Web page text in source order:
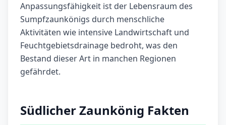
Anpassungsfähigkeit ist der Lebensraum des
Sumpfzaunkönigs durch menschliche
Aktivitäten wie intensive Landwirtschaft und
Feuchtgebietsdrainage bedroht, was den
Bestand dieser Art in manchen Regionen
gefährdet.
Südlicher Zaunkönig Fakten